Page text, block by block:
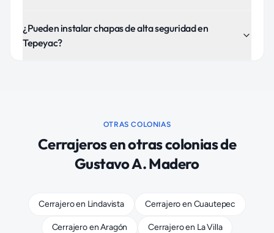
¿Pueden instalar chapas de alta seguridad en
Tepeyac?
OTRAS COLONIAS
Cerrajerosen otras colonias de
Gustavo A. Madero
Cerrajeroen Lindavista Cerrajeroen Cuautepec
CerrajeroenAragón Cerrajeroen La Villa